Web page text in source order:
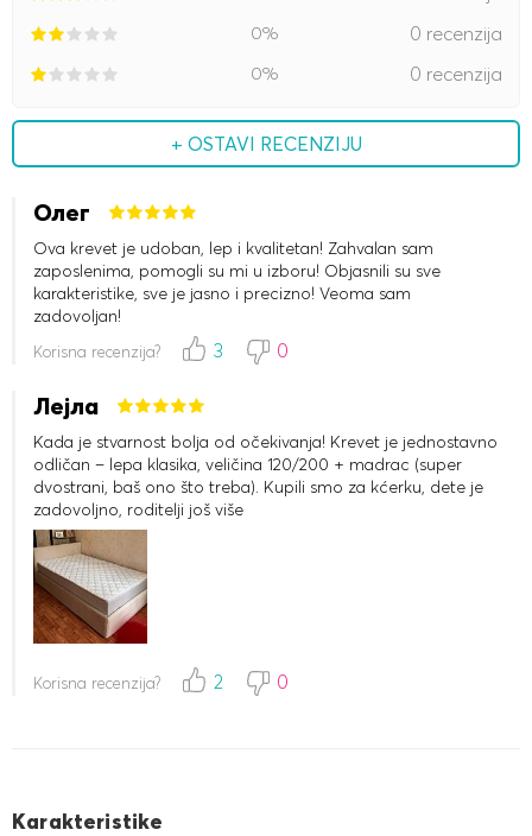
0% 0 recenzija
0% 0 recenzija
+ OSTAVI RECENZIJU
Олег
Ova krevet je udoban, lep i kvalitetan! Zahvalan sam
zaposlenima, pomogli su mi u izboru! Objasnili su sve
karakteristike, sve je jasno i precizno! Veoma sam
zadovoljan!
Korisna recenzija? 3 0
Лејла
Kada je stvarnost bolja od očekivanja! Krevet je jednostavno
odličan – lepa klasika, veličina 120/200 + madrac (super
dvostrani, baš ono što treba). Kupili smo za kćerku, dete je
zadovoljno, roditelji još više
Korisna recenzija? 2 0
Karakteristike